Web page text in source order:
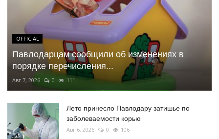
OFFICIAL
Павлодарцам сообщили об изменениях в
порядке перечисления...
Авг 7, 2026 0 111
Лето принесло Павлодару затишье по
заболеваемости корью
Авг 6, 2026 0 106